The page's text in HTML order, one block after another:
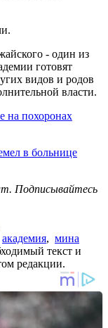
- один из
готовят
видов и родов
власти.
на похоронах
в больнице
Подписывайтесь
академия, мина
текст и
редакции.